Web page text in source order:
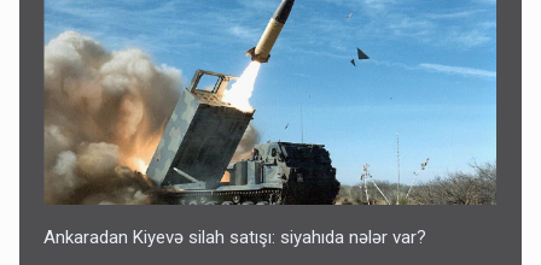
Ankaradan Kiyevə silah satışı: siyahıda nələr var?